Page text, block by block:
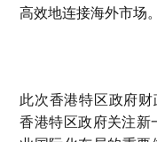
高效地连接海外市场。
此次香港特区政府
香港特区政府关注新